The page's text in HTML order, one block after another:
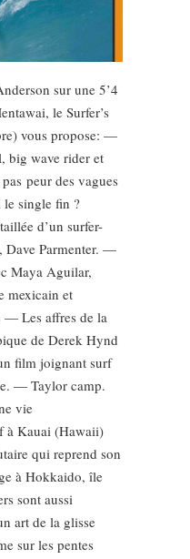
sur une 5’4
le Surfer’s
vous propose: —
big wave rider et
peur des vagues
single fin ?
d’un surfer-
Dave Parmenter. —
Maya Aguilar,
mexicain et
— Les affres de la
de Derek Hynd
film joignant surf
— Taylor camp.
vie
à Kauai (Hawaii)
qui reprend son
à Hokkaido, île
sont aussi
art de la glisse
sur les pentes